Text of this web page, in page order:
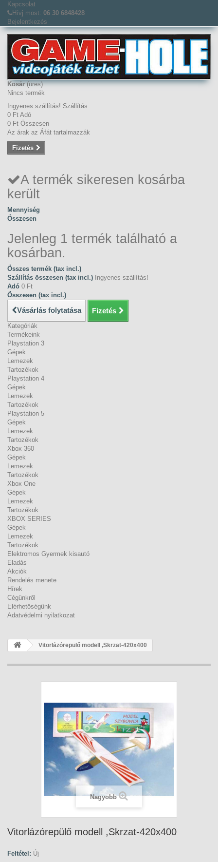
Kapcsolat
Hívj most: 06 30 6848428
Bejelentkezés
Kosár (üres)
Nincs termék
Ingyenes szállítás! Szállítás
0 Ft‎ Adó
0 Ft‎ Összesen
Az árak az Áfát tartalmazzák
Fizetés
A termék sikeresen kosárba
került
Mennyiség
Összesen
Jelenleg 1 termék található a
kosárban.
Összes termék (tax incl.)
Szállítás összesen (tax incl.) Ingyenes szállítás!
Adó 0 Ft‎
Összesen (tax incl.)
Vásárlás folytatása Fizetés
Kategóriák
Termékeink
Playstation 3
Gépek
Lemezek
Tartozékok
Playstation 4
Gépek
Lemezek
Tartozékok
Playstation 5
Gépek
Lemezek
Tartozékok
Xbox 360
Gépek
Lemezek
Tartozékok
Xbox One
Gépek
Lemezek
Tartozékok
XBOX SERIES
Gépek
Lemezek
Tartozékok
Elektromos Gyermek kisautó
Eladás
Akciók
Rendelés menete
Hírek
Cégünkről
Elérhetőségünk
Adatvédelmi nyilatkozat
Vitorlázórepülő modell ,Skrzat-420x400
Nagyobb
Vitorlázórepülő modell ,Skrzat-420x400
Feltétel: Új